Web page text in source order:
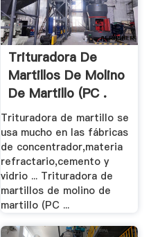
Trituradora De
Martillos De Molino
De Martillo (PC .
Trituradora de martillo se
usa mucho en las fábricas
de concentrador,materia
refractario,cemento y
vidrio ... Trituradora de
martillos de molino de
martillo (PC ...